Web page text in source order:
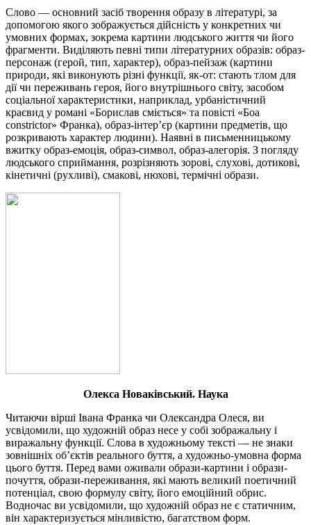
Слово — основний засіб творення образу в літературі, за
допомогою якого зображується дійсність у конкретних чи
умовних формах, зокрема картини людського життя чи його
фрагменти. Виділяють певні типи літературних образів: образ-
персонаж (герой, тип, характер), образ-пейзаж (картини
природи, які виконують різні функції, як-от: стають тлом для
дії чи переживань героя, його внутрішнього світу, засобом
соціальної характеристики, наприклад, урбаністичний
краєвид у романі «Борислав сміється» та повісті «Боа
constrictor» Франка), образ-інтер’єр (картини предметів, що
розкривають характер людини). Наявні в письменницькому
вжитку образ-емоція, образ-символ, образ-алегорія. З погляду
людського сприймання, розрізняють зорові, слухові, дотикові,
кінетичні (рухливі), смакові, нюхові, термічні образи.
Олекса Новаківський. Наука
Читаючи вірші Івана Франка чи Олександра Олеся, ви
усвідомили, що художній образ несе у собі зображальну і
виражальну функції. Слова в художньому тексті — не знаки
зовнішніх об’єктів реального буття, а художньо-умовна форма
цього буття. Перед вами оживали образи-картини і образи-
почуття, образи-переживання, які мають великий поетичний
потенціал, свою формулу світу, його емоційний обрис.
Водночас ви усвідомили, що художній образ не є статичним,
він характеризується мінливістю, багатством форм.